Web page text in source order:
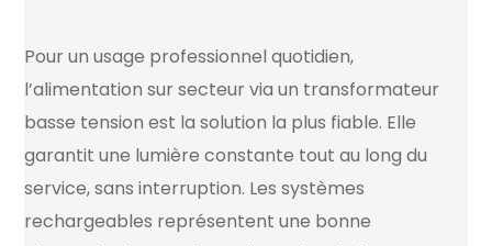
Pour un usage professionnel quotidien,
l’alimentation sur secteur via un transformateur
basse tension est la solution la plus fiable. Elle
garantit une lumière constante tout au long du
service, sans interruption. Les systèmes
rechargeables représentent une bonne